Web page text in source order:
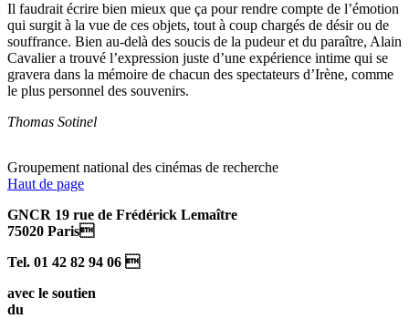
Il faudrait écrire bien mieux que ça pour rendre compte de l’émotion
qui surgit à la vue de ces objets, tout à coup chargés de désir ou de
souffrance. Bien au-delà des soucis de la pudeur et du paraître, Alain
Cavalier a trouvé l’expression juste d’une expérience intime qui se
gravera dans la mémoire de chacun des spectateurs d’Irène, comme
le plus personnel des souvenirs.
Thomas Sotinel
Groupement national des cinémas de recherche
Haut de page
GNCR 19 rue de Frédérick Lemaître
75020 Paris
Tel. 01 42 82 94 06 
avec le soutien
du